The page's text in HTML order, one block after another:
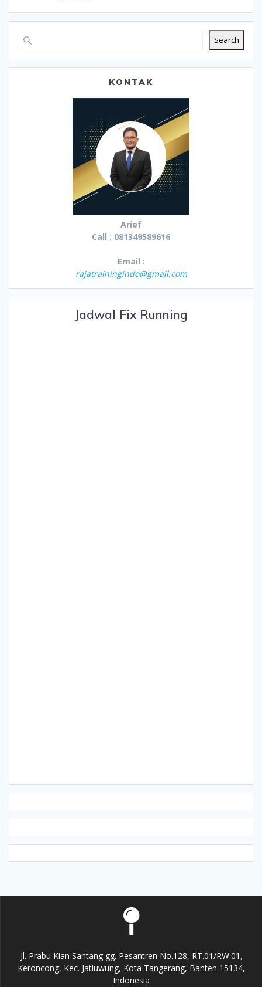
Search
KONTAK
Arief
Call : 081349589616
Email :
rajatrainingindo@gmail.com
Jadwal Fix Running
Jl. Prabu Kian Santang gg. Pesantren No.128, RT.01/RW.01,
Keroncong, Kec. Jatiuwung, Kota Tangerang, Banten 15134,
Indonesia